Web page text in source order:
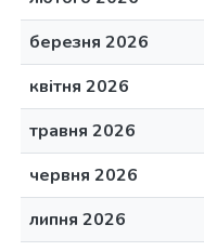
березня 2026
квітня 2026
травня 2026
червня 2026
липня 2026